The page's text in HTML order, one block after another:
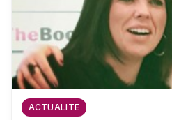
ACTUALITE